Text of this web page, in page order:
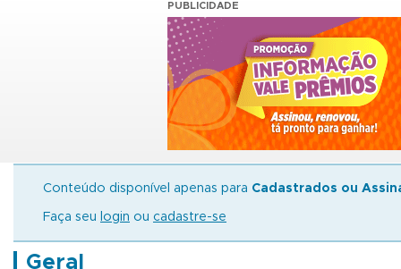
PUBLICIDADE
Conteúdo disponível apenas para Cadastrados ou
Faça seu login ou cadastre-se
Geral